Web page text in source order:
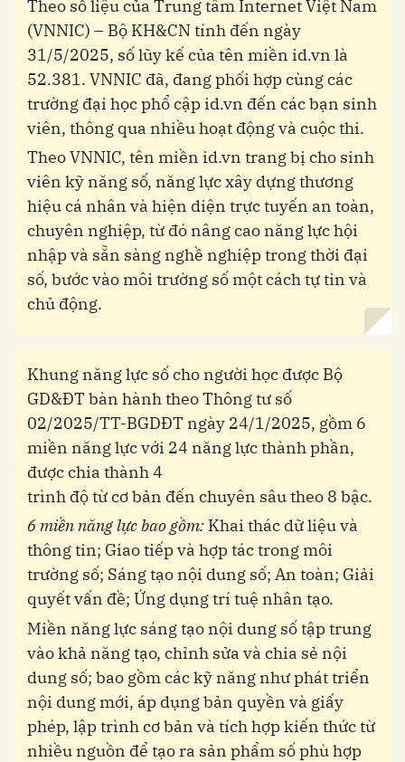
Theo số liệu của Trung tâm Internet Việt Nam
(VNNIC) – Bộ KH&CN tính đến ngày
31/5/2025, số lũy kế của tên miền id.vn là
52.381. VNNIC đã, đang phối hợp cùng các
trường đại học phổ cập id.vn đến các bạn sinh
viên, thông qua nhiều hoạt động và cuộc thi.
Theo VNNIC, tên miền id.vn trang bị cho sinh
viên kỹ năng số, năng lực xây dựng thương
hiệu cá nhân và hiện diện trực tuyến an toàn,
chuyên nghiệp, từ đó nâng cao năng lực hội
nhập và sẵn sàng nghề nghiệp trong thời đại
số, bước vào môi trường số một cách tự tin và
chủ động.
Khung năng lực số cho người học được Bộ
GD&ĐT bàn hành theo Thông tư số
02/2025/TT-BGDĐT ngày 24/1/2025, gồm 6
miền năng lực với 24 năng lực thành phần,
được chia thành 4
trình độ từ cơ bản đến chuyên sâu theo 8 bậc.
6 miền năng lực bao gồm: Khai thác dữ liệu và
thông tin; Giao tiếp và hợp tác trong môi
trường số; Sáng tạo nội dung số; An toàn; Giải
quyết vấn đề; Ứng dụng trí tuệ nhân tạo.
Miền năng lực sáng tạo nội dung số tập trung
vào khả năng tạo, chỉnh sửa và chia sẻ nội
dung số; bao gồm các kỹ năng như phát triển
nội dung mới, áp dụng bản quyền và giấy
phép, lập trình cơ bản và tích hợp kiến thức từ
nhiều nguồn để tạo ra sản phẩm số phù hợp